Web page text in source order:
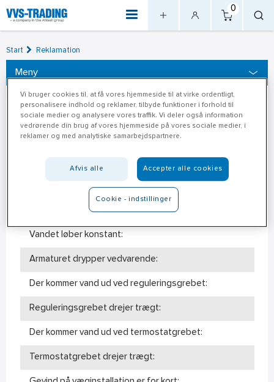
0
Start Reklamation
Meny
Q&A - (Termostatarmaturer)
Der kommer for lidt vand ud:
Der kommer for meget vand ud:
Vandet løber konstant:
Armaturet drypper vedvarende:
Der kommer vand ud ved reguleringsgrebet:
Reguleringsgrebet drejer trægt:
Der kommer vand ud ved termostatgrebet:
Termostatgrebet drejer trægt:
Vi bruger cookies til, at få vores hjemmeside til at virke ordentligt,
personalisere indhold og reklamer, tilbyde funktioner i forhold til
sociale medier og analysere vores traffik. Vi deler også information
vedrørende din brug af vores hjemmeside på vores sociale medier, i
reklamer og med analytiske samarbejdspartnere.
Afvis alle Accepter alle cookies
Cookie - indstillinger